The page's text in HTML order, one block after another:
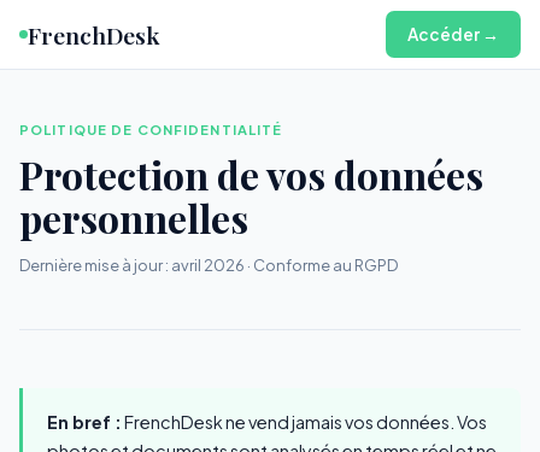
FrenchDesk Accéder →
POLITIQUE DE CONFIDENTIALITÉ
Protection de vos données
personnelles
Dernière mise à jour : avril 2026 · Conforme au RGPD
En bref : FrenchDesk ne vend jamais vos données. Vos